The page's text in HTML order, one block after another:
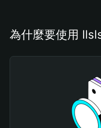
為什麼要使用